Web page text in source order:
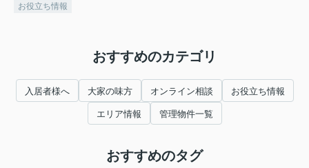
お役立ち情報
おすすめのカテゴリ
入居者様へ 大家の味方 オンライン相談 お役立ち情報
エリア情報 管理物件一覧
おすすめのタグ